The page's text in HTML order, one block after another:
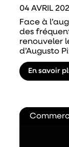
04 AVRIL
Face à
des
renouveler
d’Augusto
En savoir